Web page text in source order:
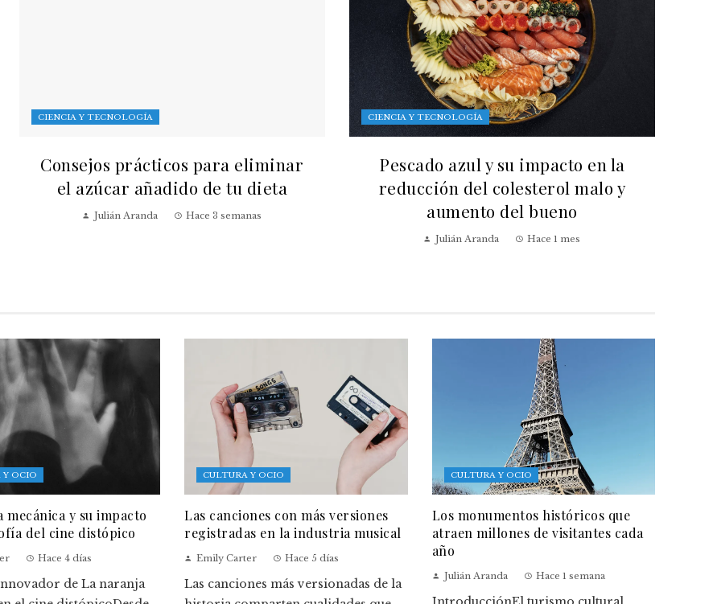
CIENCIA Y TECNOLOGÍA
Consejos prácticos para eliminar
el azúcar añadido de tu dieta
Julián Aranda Hace 3 semanas
CIENCIA Y TECNOLOGÍA
Pescado azul y su impacto en la
reducción del colesterol malo y
aumento del bueno
Julián Aranda Hace 1 mes
Y OCIO
mecánica y su impacto
del cine distópico
Hace 4 días
de La naranja
CULTURA Y OCIO
Las canciones con más versiones
registradas en la industria musical
Emily Carter Hace 5 días
Las canciones más versionadas de la
CULTURA Y OCIO
Los monumentos históricos que
atraen millones de visitantes cada
año
Julián Aranda Hace 1 semana